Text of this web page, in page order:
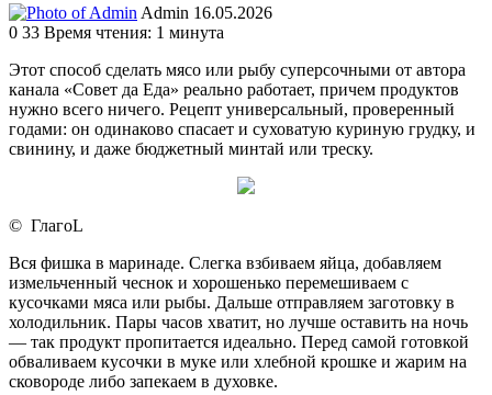
Admin Send
an
16.05.2026
0 33 Время чтения: 1 минута
Этот способ сделать мясо или рыбу суперсочными от автора
канала «Совет да Еда» реально работает, причем продуктов
нужно всего ничего. Рецепт универсальный, проверенный
годами: он одинаково спасает и суховатую куриную грудку, и
свинину, и даже бюджетный минтай или треску.
© ГлагоL
Вся фишка в маринаде. Слегка взбиваем яйца, добавляем
измельченный чеснок и хорошенько перемешиваем с
кусочками мяса или рыбы. Дальше отправляем заготовку в
холодильник. Пары часов хватит, но лучше оставить на ночь
— так продукт пропитается идеально. Перед самой готовкой
обваливаем кусочки в муке или хлебной крошке и жарим на
сковороде либо запекаем в духовке.